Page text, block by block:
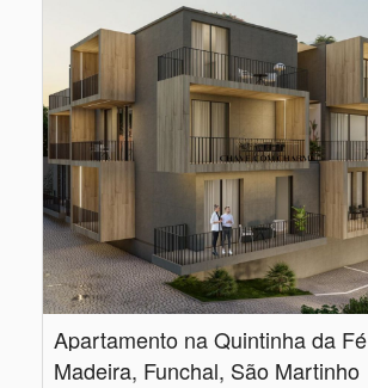
Apartamento na Quintinha da Fé
Madeira, Funchal, São Martinho